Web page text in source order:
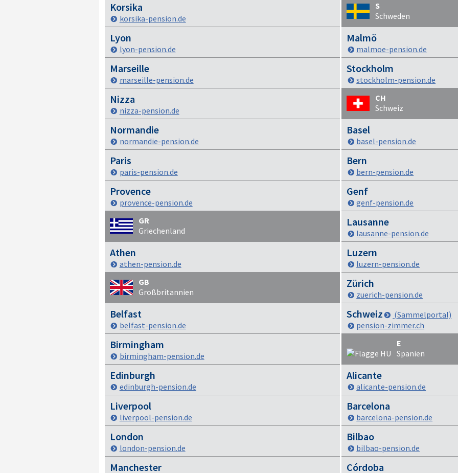
Korsika
korsika-pension.de
Lyon
lyon-pension.de
Marseille
marseille-pension.de
Nizza
nizza-pension.de
Normandie
normandie-pension.de
Paris
paris-pension.de
Provence
provence-pension.de
GR
Griechenland
Athen
athen-pension.de
GB
Großbritannien
Belfast
belfast-pension.de
Birmingham
birmingham-pension.de
Edinburgh
edinburgh-pension.de
Liverpool
liverpool-pension.de
London
london-pension.de
Manchester
S
Schweden
Malmö
malmoe-pension.de
Stockholm
stockholm-pension.de
CH
Schweiz
Basel
basel-pension.de
Bern
bern-pension.de
Genf
genf-pension.de
Lausanne
lausanne-pension.de
Luzern
luzern-pension.de
Zürich
zuerich-pension.de
Schweiz
(Sammelportal)
pension-zimmer.ch
E
Spanien
Alicante
alicante-pension.de
Barcelona
barcelona-pension.de
Bilbao
bilbao-pension.de
Córdoba